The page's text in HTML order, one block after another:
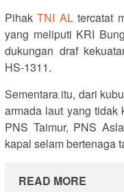
PihakTNI ALtercatat
yang meliputi KRI
dukungan draf
HS-1311.
Sementara itu, dari
armada laut yang tidak
PNS Taimur, PNS
kapal selam bertenaga
READ MORE